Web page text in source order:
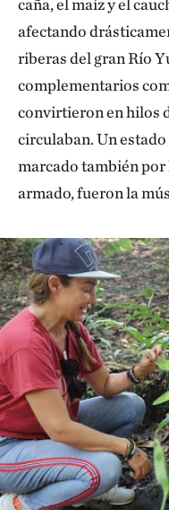
caña, el maíz y el
afectando
riberas del gran Río
complementarios
convirtieron en hilos
circulaban. Un
marcado también
armado, fueron la